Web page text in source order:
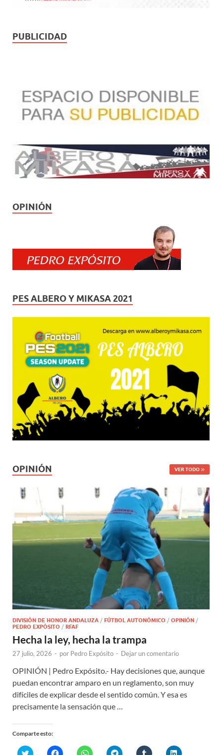
PUBLICIDAD
OPINIÓN
PES ALBERO Y MIKASA 2021
OPINIÓN VER TODO
DIVISIÓN DE HONOR ANDALUZA / FÚTBOL AUTONÓMICO / OPINIÓN /
PEDRO EXPÓSITO / RFAF
Hecha la ley, hecha la trampa
27 julio, 2026 - por Pedro Expósito - Dejar un comentario
OPINIÓN | Pedro Expósito.- Hay decisiones que, aunque
puedan encontrar amparo en un reglamento, son muy
difíciles de explicar desde el sentido común. Y esa es
precisamente la sensación que …
Comparte esto:
H H H H H H